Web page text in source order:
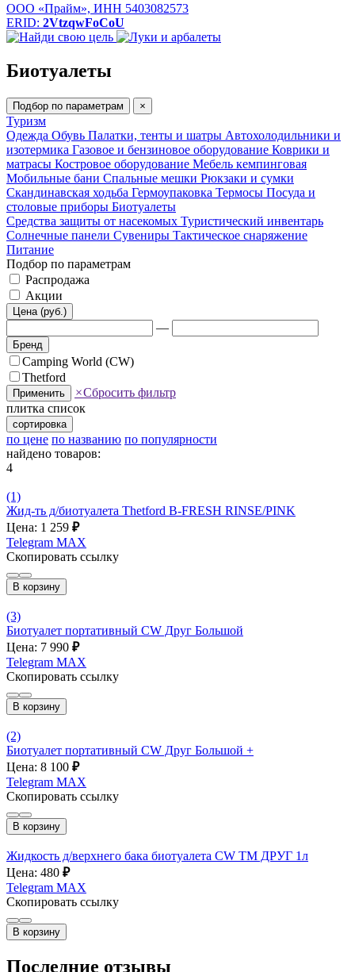
ООО «Прайм», ИНН 5403082573
ERID: 2VtzqwFoCoU
Биотуалеты
Подбор по параметрам ×
Туризм
Одежда Обувь Палатки, тенты и шатры Автохолодильники и
изотермика Газовое и бензиновое оборудование Коврики и
матрасы Костровое оборудование Мебель кемпинговая
Мобильные бани Спальные мешки Рюкзаки и сумки
Скандинавская ходьба Гермоупаковка Термосы Посуда и
столовые приборы Биотуалеты
Средства защиты от насекомых Туристический инвентарь
Солнечные панели Сувениры Тактическое снаряжение
Питание
Подбор по параметрам
Распродажа
Акции
Цена (руб.)
—
Бренд
Camping World (CW)
Thetford
Применить ×Сбросить фильтр
плитка список
сортировка
по цене по названию по популярности
найдено товаров:
4
(1)
Жид-ть д/биотуалета Thetford B-FRESH RINSE/PINK
Цена: 1 259 ₽
Telegram MAX
Скопировать ссылку
В корзину
(3)
Биотуалет портативный CW Друг Большой
Цена: 7 990 ₽
Telegram MAX
Скопировать ссылку
В корзину
(2)
Биотуалет портативный CW Друг Большой +
Цена: 8 100 ₽
Telegram MAX
Скопировать ссылку
В корзину
Жидкость д/верхнего бака биотуалета CW ТМ ДРУГ 1л
Цена: 480 ₽
Telegram MAX
Скопировать ссылку
В корзину
Последние отзывы